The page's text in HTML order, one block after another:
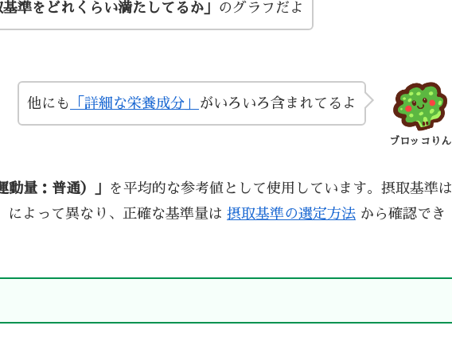
基準をどれくらい満たしてるか」 のグラフだよ
ブロッコりん
他にも 「詳細な栄養成分」 がいろいろ含まれてるよ
動量：普通）」
を平均的な参考値として使用しています。摂取基準は
によって異なり、正確な基準量は 摂取基準の選定方法 から確認でき